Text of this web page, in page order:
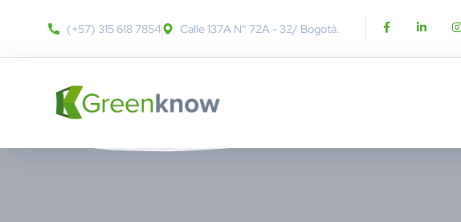
(+57) 315 618 7854 Calle 137A N° 72A - 32​/ Bogotá.